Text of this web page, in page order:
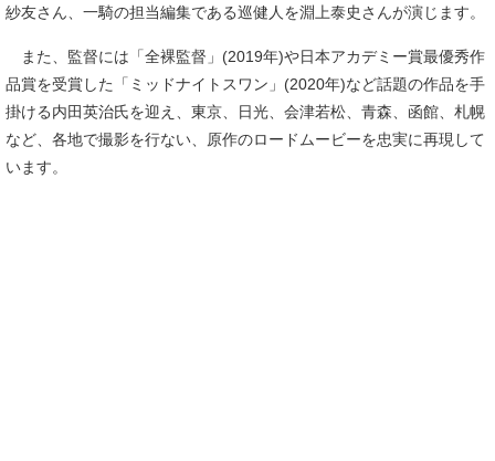
紗友さん、一騎の担当編集である巡健人を淵上泰史さんが演じます。
また、監督には「全裸監督」(2019年)や日本アカデミー賞最優秀作
品賞を受賞した「ミッドナイトスワン」(2020年)など話題の作品を手
掛ける内田英治氏を迎え、東京、日光、会津若松、青森、函館、札幌
など、各地で撮影を行ない、原作のロードムービーを忠実に再現して
います。